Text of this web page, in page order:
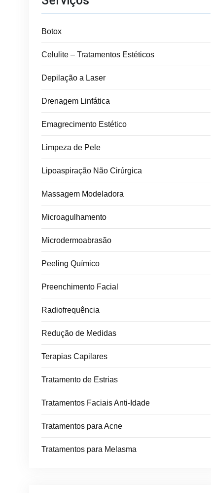
Botox
Celulite – Tratamentos Estéticos
Depilação a Laser
Drenagem Linfática
Emagrecimento Estético
Limpeza de Pele
Lipoaspiração Não Cirúrgica
Massagem Modeladora
Microagulhamento
Microdermoabrasão
Peeling Químico
Preenchimento Facial
Radiofrequência
Redução de Medidas
Terapias Capilares
Tratamento de Estrias
Tratamentos Faciais Anti-Idade
Tratamentos para Acne
Tratamentos para Melasma